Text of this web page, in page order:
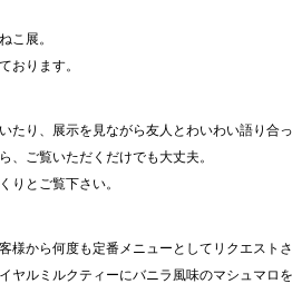
こ展。
おります。
たり、展示を見ながら友人とわいわい語り合
、ご覧いただくだけでも大丈夫。
りとご覧下さい。
様から何度も定番メニューとしてリクエスト
ヤルミルクティーにバニラ風味のマシュマロを